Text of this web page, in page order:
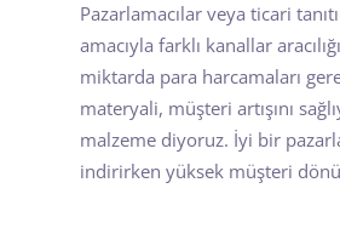
Pazarlamacılar veya ticari
amacıyla farklı kanallar
miktarda para harcamaları
materyali, müşteri artışını
malzeme diyoruz. İyi bir
indirirken yüksek müşteri